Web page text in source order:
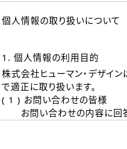
個人情報の取り扱いについて
1. 個人情報の利用目的
株式会社ヒューマン・デザイ
で適正に取り扱います。
( 1 ) お問い合わせの皆様
お問い合わせの内容に回答